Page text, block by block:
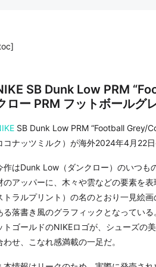
SB Dunk Low PRM
ロー PRM フットボールグ
SB Dunk Low PRM “Football Grey/
コナッツミルク）が海外2024年4月22
作はDunk Low（ダンクロー）のいつも
のアッパーに、木々や雲などの要素を
トラルプリント）の名のとおり一見絵
る落書き風のグラフィックとなってい
トゴールドのNIKEロゴが、シューズの
わせ、こなれ感満載の一足だ。